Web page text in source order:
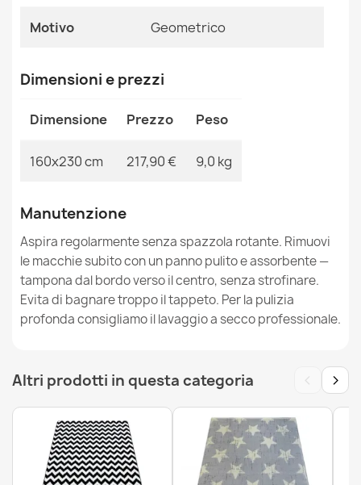
Tappeto SILVER rotondo palla - nero bianco
Tappeto BCF Morad RAFIA Rettangoli, geometrico -
grigio
10,90 €
19,90 €
Motivo Geometrico
Dimensioni e prezzi
Dimensione Prezzo Peso
160x230 cm 217,90 € 9,0 kg
Manutenzione
Aspira regolarmente senza spazzola rotante. Rimuovi
le macchie subito con un panno pulito e assorbente —
tampona dal bordo verso il centro, senza strofinare.
Evita di bagnare troppo il tappeto. Per la pulizia
profonda consigliamo il lavaggio a secco professionale.
Altri prodotti in questa categoria ‹ ›